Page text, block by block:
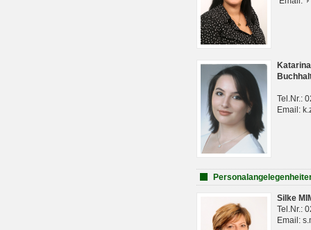
Tel.Nr.:
Email:
Silke
Tel.Nr.:
Email: